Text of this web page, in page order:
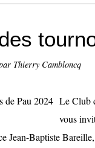
Thierry Cambloncq
Le Club
vous
Jean-Baptiste